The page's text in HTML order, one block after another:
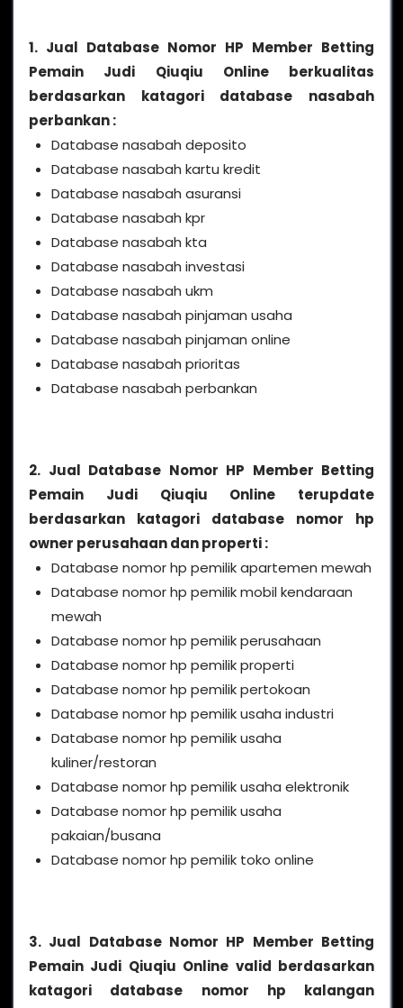
1. Jual Database Nomor HP Member Betting
Pemain Judi Qiuqiu Online berkualitas
berdasarkan katagori database nasabah
perbankan :
Database nasabah deposito
Database nasabah kartu kredit
Database nasabah asuransi
Database nasabah kpr
Database nasabah kta
Database nasabah investasi
Database nasabah ukm
Database nasabah pinjaman usaha
Database nasabah pinjaman online
Database nasabah prioritas
Database nasabah perbankan
2. Jual Database Nomor HP Member Betting
Pemain Judi Qiuqiu Online terupdate
berdasarkan katagori database nomor hp
owner perusahaan dan properti :
Database nomor hp pemilik apartemen mewah
Database nomor hp pemilik mobil kendaraan
mewah
Database nomor hp pemilik perusahaan
Database nomor hp pemilik properti
Database nomor hp pemilik pertokoan
Database nomor hp pemilik usaha industri
Database nomor hp pemilik usaha
kuliner/restoran
Database nomor hp pemilik usaha elektronik
Database nomor hp pemilik usaha
pakaian/busana
Database nomor hp pemilik toko online
3. Jual Database Nomor HP Member Betting
Pemain Judi Qiuqiu Online valid berdasarkan
katagori database nomor hp kalangan